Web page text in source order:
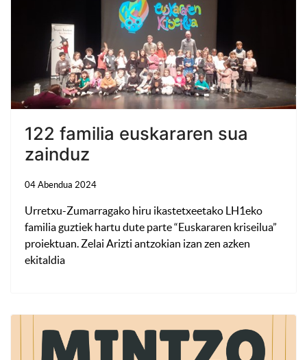
122 familia euskararen sua
zainduz
04 Abendua 2024
Urretxu-Zumarragako hiru ikastetxeetako LH1eko
familia guztiek hartu dute parte “Euskararen kriseilua”
proiektuan. Zelai Arizti antzokian izan zen azken
ekitaldia